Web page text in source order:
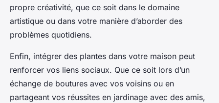
propre créativité, que ce soit dans le domaine
artistique ou dans votre manière d’aborder des
problèmes quotidiens.
Enfin, intégrer des plantes dans votre maison peut
renforcer vos liens sociaux. Que ce soit lors d’un
échange de boutures avec vos voisins ou en
partageant vos réussites en jardinage avec des amis,